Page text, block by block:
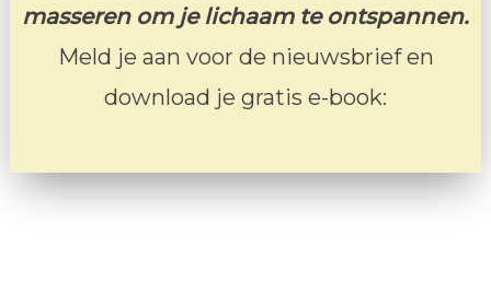
masseren om je lichaam te ontspannen.
Meld je aan voor de nieuwsbrief en
download je gratis e-book: